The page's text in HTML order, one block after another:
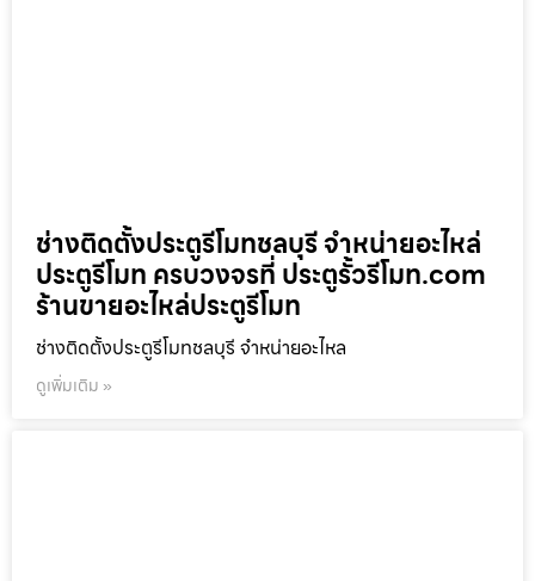
ช่างติดตั้งประตูรีโมทชลบุรี จำหน่ายอะไหล่
ประตูรีโมท ครบวงจรที่ ประตูรั้วรีโมท.com
ร้านขายอะไหล่ประตูรีโมท
ช่างติดตั้งประตูรีโมทชลบุรี จำหน่ายอะไหล
ดูเพิ่มเติม »